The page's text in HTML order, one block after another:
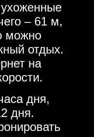
– 61 м,
можно
отдых.
на
дня,
дня.